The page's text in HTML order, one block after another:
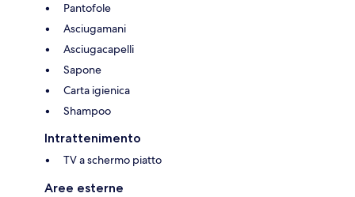
Pantofole
Asciugamani
Asciugacapelli
Sapone
Carta igienica
Shampoo
Intrattenimento
TV a schermo piatto
Aree esterne